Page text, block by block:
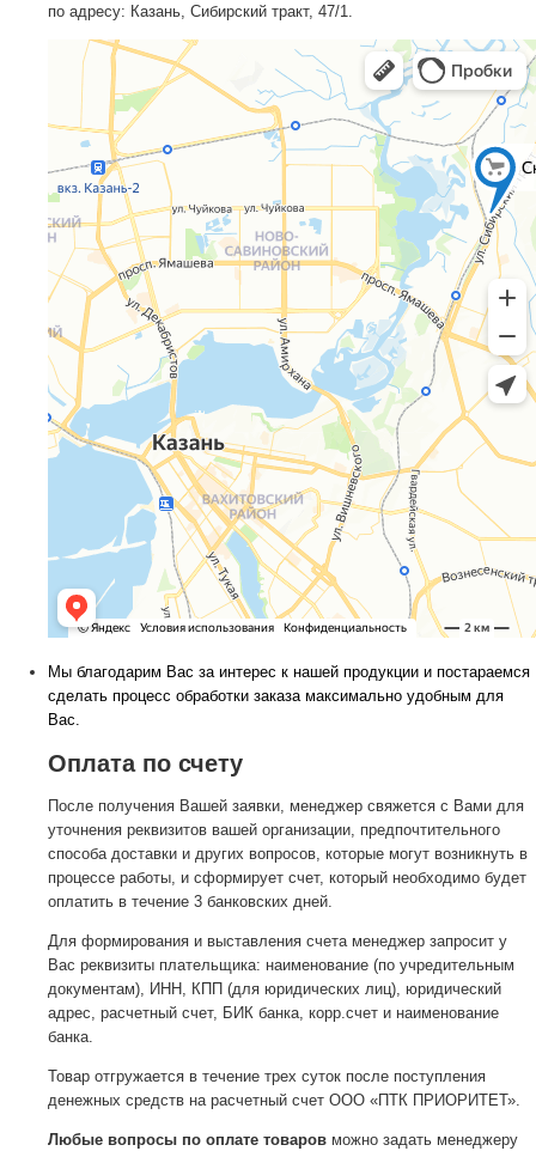
по адресу: Казань, Сибирский тракт, 47/1.
Мы благодарим Вас за интерес к нашей продукции и постараемся
сделать процесс обработки заказа максимально удобным для
Вас.
Оплата по счету
После получения Вашей заявки, менеджер свяжется с Вами для
уточнения реквизитов вашей организации, предпочтительного
способа доставки и других вопросов, которые могут возникнуть в
процессе работы, и сформирует счет, который необходимо будет
оплатить в течение 3 банковских дней.
Для формирования и выставления счета менеджер запросит у
Вас реквизиты плательщика: наименование (по учредительным
документам), ИНН, КПП (для юридических лиц), юридический
адрес, расчетный счет, БИК банка, корр.счет и наименование
банка.
Товар отгружается в течение трех суток после поступления
денежных средств на расчетный счет ООО «ПТК ПРИОРИТЕТ».
Любые вопросы по оплате товаров можно задать менеджеру